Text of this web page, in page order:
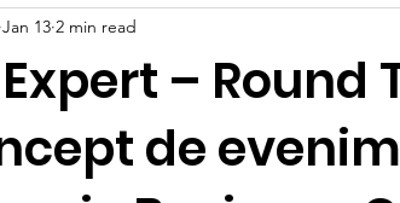
– Round
de
Jan 13 2 min read